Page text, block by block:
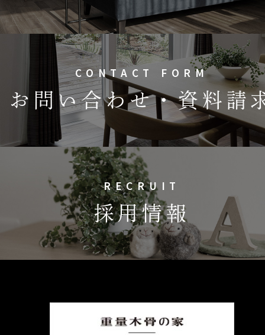
CONTACT FORM
お問い合わせ・資料請
RECRUIT
採用情報